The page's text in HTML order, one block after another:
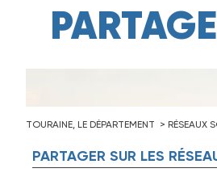
TOURAINE, LE DÉPARTEMENT RÉSEAUX
PARTAGER SUR LES